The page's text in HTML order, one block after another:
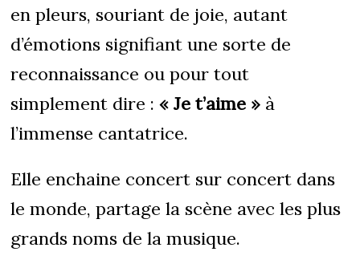
en pleurs, souriant de joie, autant
d’émotions signifiant une sorte de
reconnaissance ou pour tout
simplement dire :« Je t’aime » à
l’immense cantatrice.
Elle enchaine concert sur concert dans
le monde, partage la scène avec les plus
grands noms de la musique.